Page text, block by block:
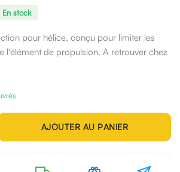
En stock
pour hélice, conçu pour limiter les
l'élément de propulsion. A retrouver chez
AJOUTER AU PANIER